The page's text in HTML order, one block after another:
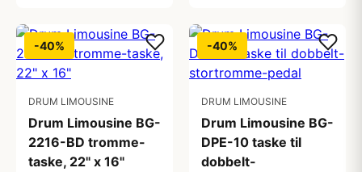
-40%
DRUM LIMOUSINE
Drum Limousine BG-
2216-BD tromme-
taske, 22" x 16"
-40%
DRUM LIMOUSINE
Drum Limousine BG-
DPE-10 taske til
dobbelt-